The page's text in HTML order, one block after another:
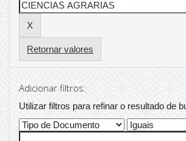
Retornar valores
Adicionar filtros:
Utilizar filtros para refinar o resultado de